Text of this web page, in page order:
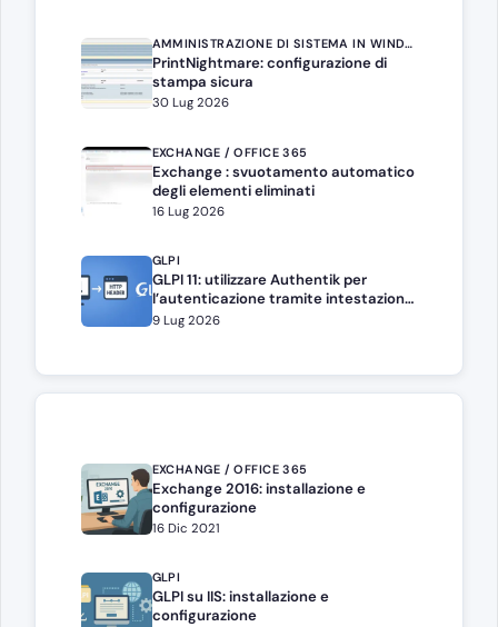
AMMINISTRAZIONE DI SISTEMA IN WINDOWS SERVER
PrintNightmare: configurazione di
stampa sicura
30 Lug 2026
EXCHANGE / OFFICE 365
Exchange : svuotamento automatico
degli elementi eliminati
16 Lug 2026
GLPI
GLPI 11: utilizzare Authentik per
l’autenticazione tramite intestazione
HTTP
9 Lug 2026
EXCHANGE / OFFICE 365
Exchange 2016: installazione e
configurazione
16 Dic 2021
GLPI
GLPI su IIS: installazione e
configurazione